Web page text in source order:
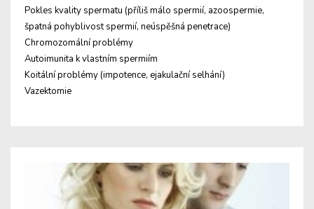
Pokles kvality spermatu (příliš málo spermií, azoospermie,
špatná pohyblivost spermií, neúspěšná penetrace)
Chromozomální problémy
Autoimunita k vlastním spermiím
Koitální problémy (impotence, ejakulační selhání)
Vazektomie